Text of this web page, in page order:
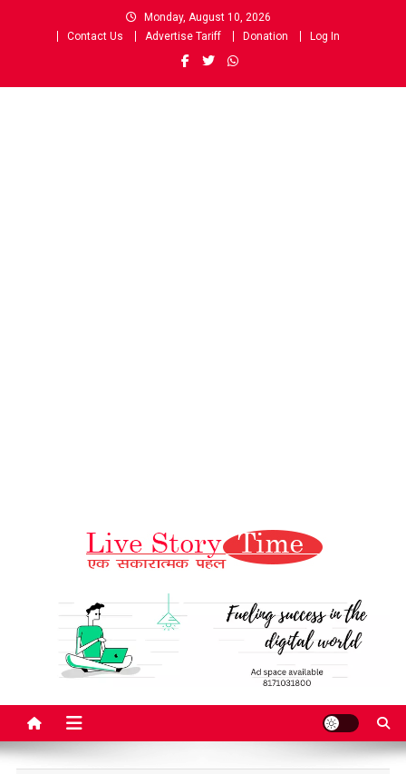
Monday, August 10, 2026
Contact Us
Advertise Tariff Donation Log In
Live Story Time